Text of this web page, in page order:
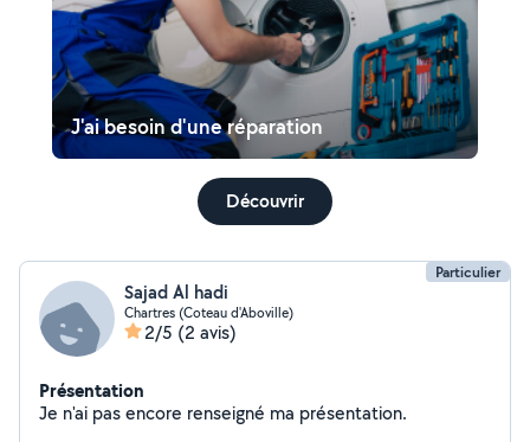
J'ai besoin d'une réparation
Découvrir
Particulier
Sajad Al hadi
Chartres (Coteau d'Aboville)
2/5 (2 avis)
Présentation
Je n'ai pas encore renseigné ma présentation.